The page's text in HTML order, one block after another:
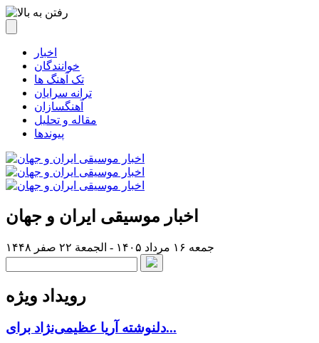
اخبار
خوانندگان
تک آهنگ ها
ترانه سرایان
آهنگسازان
مقاله و تحلیل
پیوندها
اخبار موسیقی ایران و جهان
جمعه ۱۶ مرداد ۱۴۰۵ - الجمعة ۲۲ صفر ۱۴۴۸
رویداد ویژه
دلنوشته آریا عظیمی‌نژاد برای...